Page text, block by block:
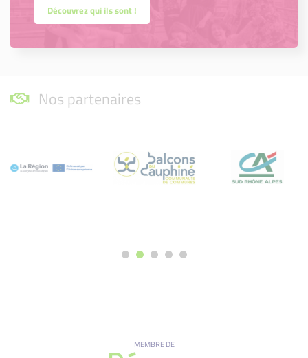
Découvrez qui ils sont !
Nos partenaires
MEMBRE DE